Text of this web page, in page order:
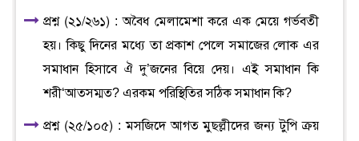
প্রশ্ন (২১/২৬১) : অবৈধ মেলামেশা করে এক মেয়ে গর্ভবতী
হয়। কিছু দিনের মধ্যে তা প্রকাশ পেলে সমাজের লোক এর
সমাধান হিসাবে ঐ দু’জনের বিয়ে দেয়। এই সমাধান কি
শরী‘আতসম্মত? এরকম পরিস্থিতির সঠিক সমাধান কি?
প্রশ্ন (২৫/১০৫) : মসজিদে আগত মুছল্লীদের জন্য টুপি ক্রয়